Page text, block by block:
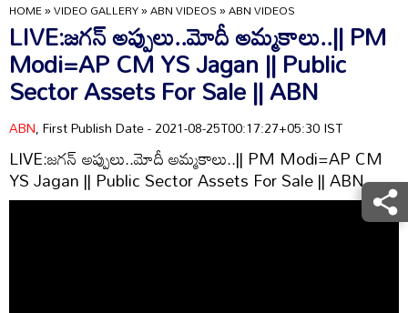
HOME»VIDEO GALLERY»ABN VIDEOS»ABN VIDEOS
LIVE:జగన్ అప్పులు..మోదీ అమ్మకాలు..|| PM
Modi=AP CM YS Jagan || Public
Sector Assets For Sale || ABN
ABN, First Publish Date - 2021-08-25T00:17:27+05:30 IST
LIVE:జగన్ అప్పులు..మోదీ అమ్మకాలు..|| PM Modi=AP CM
YS Jagan || Public Sector Assets For Sale || ABN